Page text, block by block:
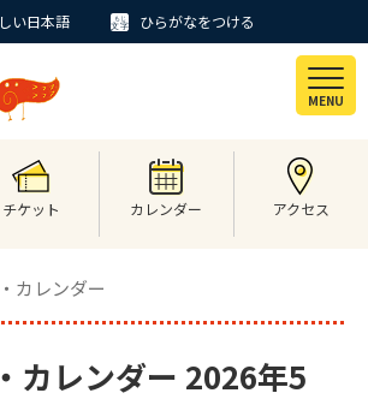
い日本語 ひらがなをつける
MENU
チケット カレンダー アクセス
カレンダー
カレンダー 2026年5